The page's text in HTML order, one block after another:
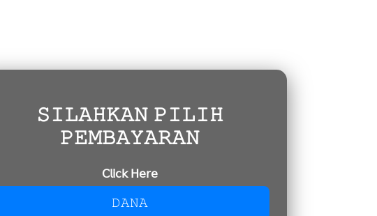
𝚂𝙸𝙻𝙰𝙷𝙺𝙰𝙽 𝙿𝙸𝙻𝙸𝙷
𝙿𝙴𝙼𝙱𝙰𝚈𝙰𝚁𝙰𝙽
𝖢𝗅𝗂𝖼𝗄 𝖧𝖾𝗋𝖾
𝙳𝙰𝙽𝙰